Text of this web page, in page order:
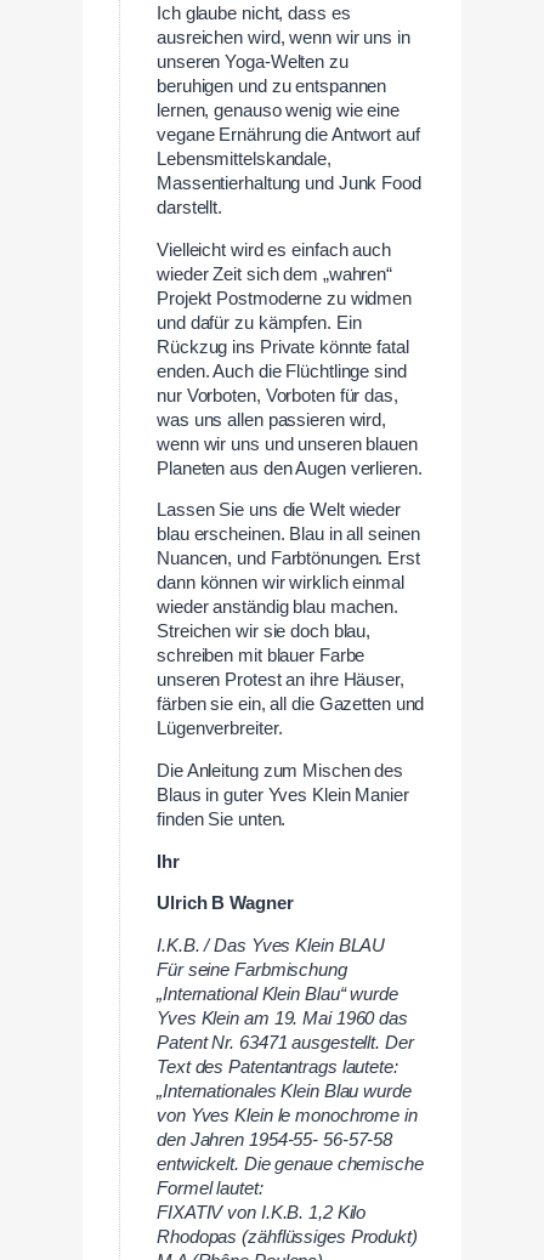
Ich glaube nicht, dass es
ausreichen wird, wenn wir uns in
unseren Yoga-Welten zu
beruhigen und zu entspannen
lernen, genauso wenig wie eine
vegane Ernährung die Antwort auf
Lebensmittelskandale,
Massentierhaltung und Junk Food
darstellt.
Vielleicht wird es einfach auch
wieder Zeit sich dem „wahren“
Projekt Postmoderne zu widmen
und dafür zu kämpfen. Ein
Rückzug ins Private könnte fatal
enden. Auch die Flüchtlinge sind
nur Vorboten, Vorboten für das,
was uns allen passieren wird,
wenn wir uns und unseren blauen
Planeten aus den Augen verlieren.
Lassen Sie uns die Welt wieder
blau erscheinen. Blau in all seinen
Nuancen, und Farbtönungen. Erst
dann können wir wirklich einmal
wieder anständig blau machen.
Streichen wir sie doch blau,
schreiben mit blauer Farbe
unseren Protest an ihre Häuser,
färben sie ein, all die Gazetten und
Lügenverbreiter.
Die Anleitung zum Mischen des
Blaus in guter Yves Klein Manier
finden Sie unten.
Ihr
Ulrich B Wagner
I.K.B. / Das Yves Klein BLAU
Für seine Farbmischung
„International Klein Blau“ wurde
Yves Klein am 19. Mai 1960 das
Patent Nr. 63471 ausgestellt. Der
Text des Patentantrags lautete:
„Internationales Klein Blau wurde
von Yves Klein le monochrome in
den Jahren 1954-55- 56-57-58
entwickelt. Die genaue chemische
Formel lautet:
FIXATIV von I.K.B. 1,2 Kilo
Rhodopas (zähflüssiges Produkt)